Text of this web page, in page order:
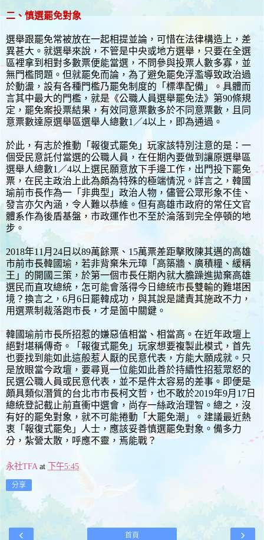
二、慎選罷免對象
選舉跟罷免常被放在一起相提並論，可惜在法律構造上，差
異甚大。就選舉來說，不管是中央或地方選舉，只要在全選
區裡拿到相對多數票便能當選，不問參與投票人數多寡，並
無門檻問題。但就罷免而論，為了避免罷免浮濫導致政治過
於動盪，設有各種門檻乃罷免制度的「標準配備」。具體而
言其中最大的門檻，就是《公職人員選舉罷免法》第90條規
定，罷免案投票結果，有效同意票數多於不同意票數，且同
意票數達原選舉區選舉人總數1／4以上，即為通過。
於此，有志於推動「報復式罷免」玩家該特別注意的是：一
個受民意託付當選的公職人員，在任期內要做到讓原選舉區
選舉人總數1／4以上選民願意放下手邊工作，出門投下罷免
票，在民主政治上此為頗為特殊的極端情況。詳言之，韓國
瑜前市長作為一「非典型」政治人物，儘管公眾形象不佳、
發言亦欠內涵，令人難以恭維。但有高雄市政府的常任文官
體系作為後盾基盤，市政運作也不至於淪落到完全停頓的地
步。
2018年11月24日以89萬餘票、15萬票差距擊敗陳其邁的高雄
市前市長韓國瑜，若非背棄朱元璋「高築牆、廣積糧、緩稱
王」的開國三策，於第一個市長任期內就大膽躁進拋棄高雄
選民而直攻總統，怎可能會落得今日總統市長雙輸的難堪困
境？換言之，6月6日罷韓成功，與其說是譴責其施政不力，
用選票制裁落跑市長，才是箇中關鍵。
韓國瑜前市長所招惹的嫌惡值相當、相當高。在近年政壇上
絕對堪稱傳奇。「報復式罷免」玩家想要複製此模式，首先
也要找到能如此這般惹人厭的民意代表，方能大願成就。只
是放眼當今政壇，要尋覓一位能如此善於持續性招惹眾怒的
民選公職人員或民意代表，並不是件太容易的差事。即便是
頗具類似潛質的台北市市長柯文哲，也不敢於2019年9月17日
總統登記截止前直衝中選會，尚存一絲政治理智。總之，沒
有好的罷免對象，就不可能捲動「大罷免潮」。建議最近熱
衷「報復式罷免」人士，應該妥善慎選罷免對象。備多力
分，紮營太散，呼應不靈，焉能戰？
永社TFA at 下午5:45
分享
‹ ›
首頁